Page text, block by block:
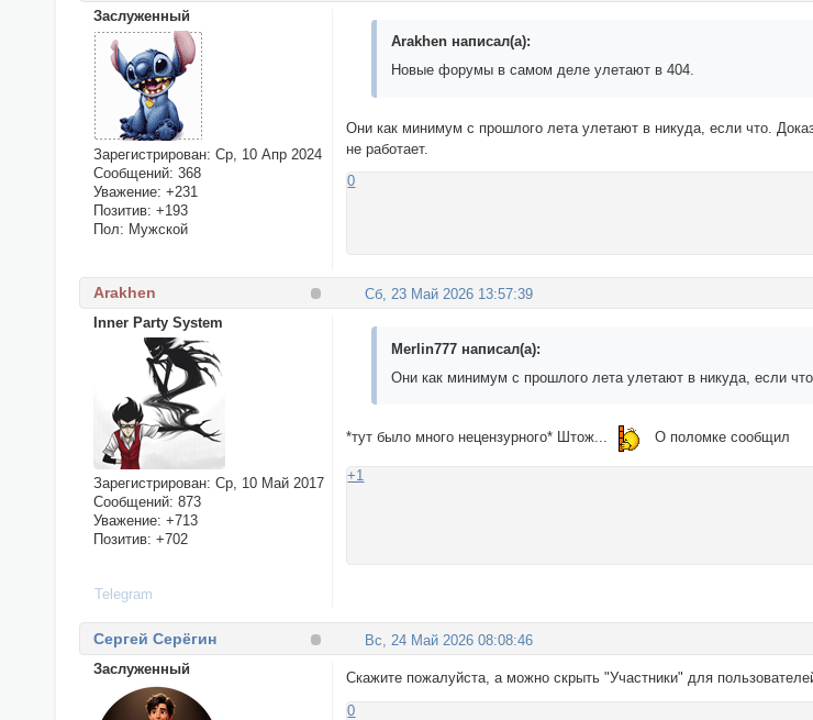
Заслуженный
Зарегистрирован: Ср, 10 Апр 2024
Сообщений: 368
Уважение: +231
Позитив: +193
Пол: Мужской
Arakhen написал(а):
Новые форумы в самом деле улетают в 404.
Они как минимум с прошлого лета улетают в никуда, если что.
не работает.
0
Сб, 23 Май 2026 13:57:39
Arakhen
Inner Party System
Зарегистрирован: Ср, 10 Май 2017
Сообщений: 873
Уважение: +713
Позитив: +702
Merlin777 написал(а):
Они как минимум с прошлого лета улетают в никуда, если что
*тут было много нецензурного* Штож... О поломке сообщил
+1
Telegram
Вс, 24 Май 2026 08:08:46
Сергей Серёгин
Заслуженный
Скажите пожалуйста, а можно скрыть "Участники" для
0